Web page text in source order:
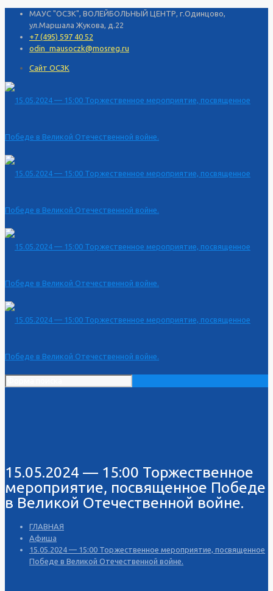
МАУС "ОСЗК", ВОЛЕЙБОЛЬНЫЙ ЦЕНТР, г.Одинцово,
ул.Маршала Жукова, д.22
+7 (495) 597 40 52
odin_mausoczk@mosreg.ru
Сайт ОСЗК
15.05.2024 — 15:00 Торжественное
мероприятие, посвященное Победе
в Великой Отечественной войне.
ГЛАВНАЯ
Афиша
15.05.2024 — 15:00 Торжественное мероприятие, посвященное
Победе в Великой Отечественной войне.